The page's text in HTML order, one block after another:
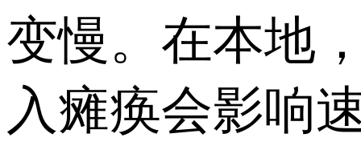
变慢。在本地
入瘫痪会影响